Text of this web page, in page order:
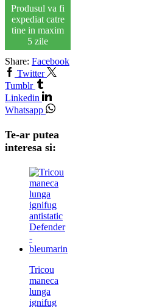
Produsul va fi
expediat catre
tine in maxim
5 zile
Share: Facebook
Twitter
Tumblr
Linkedin
Whatsapp
Te-ar putea
interesa si:
Tricou
maneca
lunga
ignifug